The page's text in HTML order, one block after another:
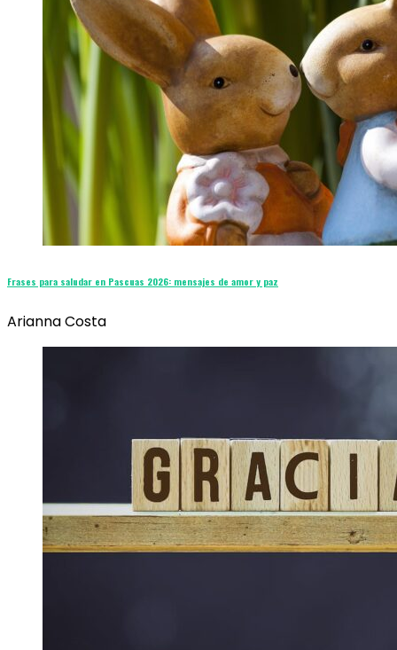
Frases para saludar en Pascuas 2026: mensajes de amor y paz
Arianna Costa